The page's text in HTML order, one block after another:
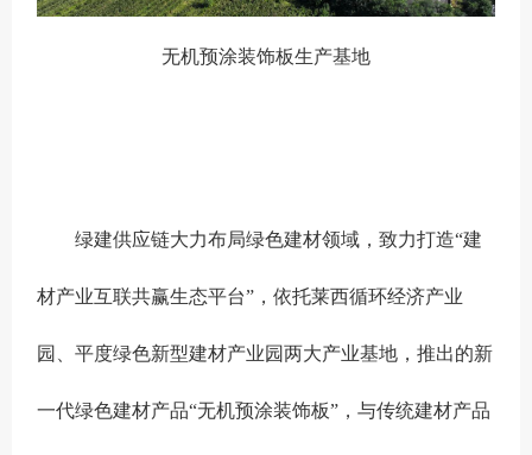
无机预涂装饰板生产基地
绿建供应链大力布局绿色建材领域，致力打造“建
材产业互联共赢生态平台”，依托莱西循环经济产业
园、平度绿色新型建材产业园两大产业基地，推出的新
一代绿色建材产品“无机预涂装饰板”，与传统建材产品